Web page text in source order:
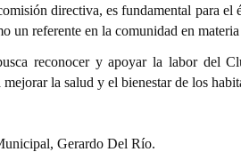
directiva, es fundamental para
un referente en la comunidad en
reconocer y apoyar la labor del
la salud y el bienestar de los
Gerardo Del Río.